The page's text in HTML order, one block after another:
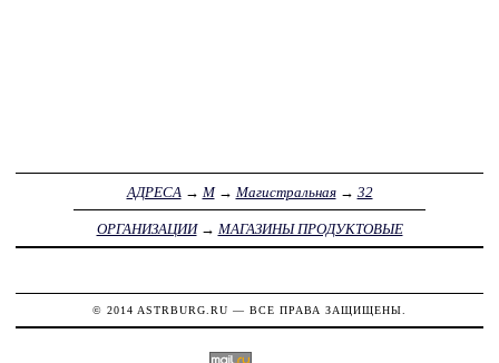
АДРЕСА → М→ Магистральная→ 32
ОРГАНИЗАЦИИ→ МАГАЗИНЫ ПРОДУКТОВЫЕ
© 2014 ASTRBURG.RU — ВСЕ ПРАВА ЗАЩИЩЕНЫ.